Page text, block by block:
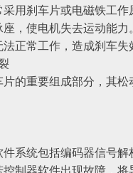
用刹车片或电磁铁工
，使电机失去运动能
正常工作，造成刹车失
的重要组成部分，其
系统包括编码器信号
制器软件出现故障，